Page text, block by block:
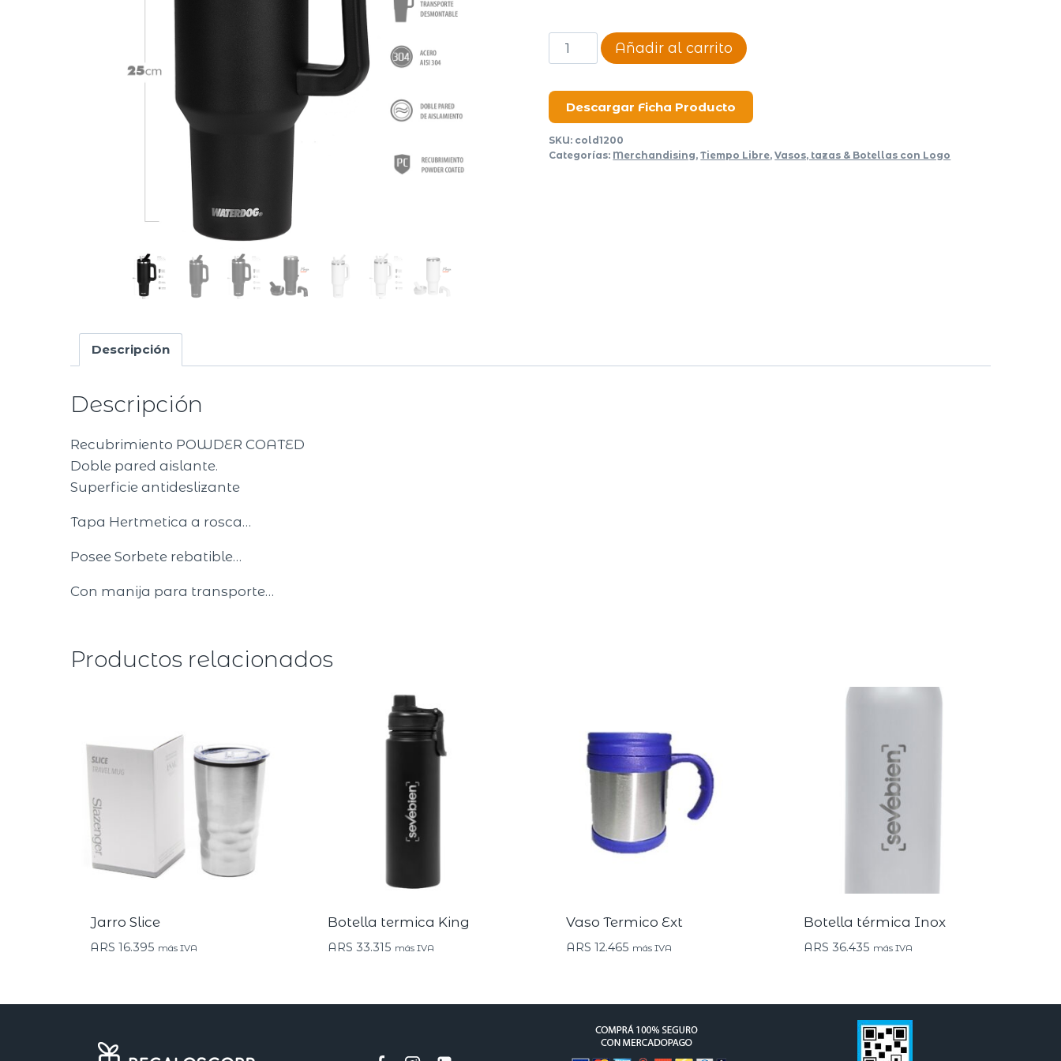
Vaso
doble
Cold
1200ml
cantidad
Añadir al carrito
Descargar Ficha Producto
SKU: cold1200
Categorías: Merchandising,Tiempo Libre,Vasos, tazas & Botellas con Logo
Descripción
Descripción
Recubrimiento POWDER COATED
Doble pared aislante.
Superficie antideslizante
Tapa Hertmetica a rosca…
Posee Sorbete rebatible…
Con manija para transporte…
Productos relacionados
Jarro Slice
ARS 16.395 más IVA
Botella termica King
ARS 33.315 más IVA
Vaso Termico Ext
ARS 12.465 más IVA
Botella térmica Inox
ARS 36.435 más IVA